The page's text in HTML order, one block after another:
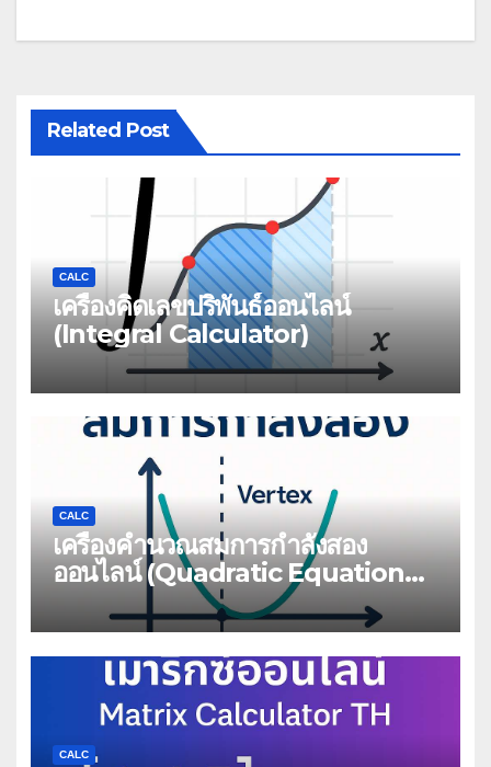
Related Post
CALC
เครื่องคิดเลขปริพันธ์ออนไลน์
(Integral Calculator)
CALC
เครื่องคำนวณสมการกำลังสอง
ออนไลน์ (Quadratic Equation
Calculator)
CALC